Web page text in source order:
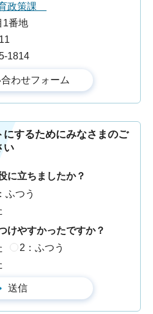
政策課
1番地
1814
にするためにみなさまのご
い
に立ちましたか？
ふつう
けやすかったですか？
2：ふつう